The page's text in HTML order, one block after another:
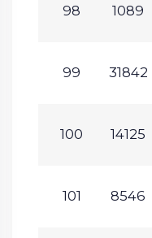
98 1089
99 31842
100 14125
101 8546